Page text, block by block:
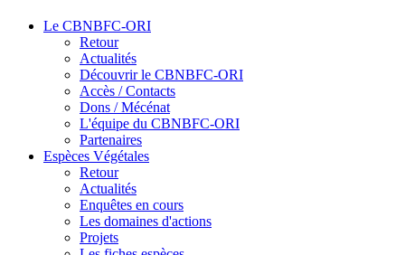
Le CBNBFC-ORI
Retour
Actualités
Découvrir le CBNBFC-ORI
Accès / Contacts
Dons / Mécénat
L'équipe du CBNBFC-ORI
Partenaires
Espèces Végétales
Retour
Actualités
Enquêtes en cours
Les domaines d'actions
Projets